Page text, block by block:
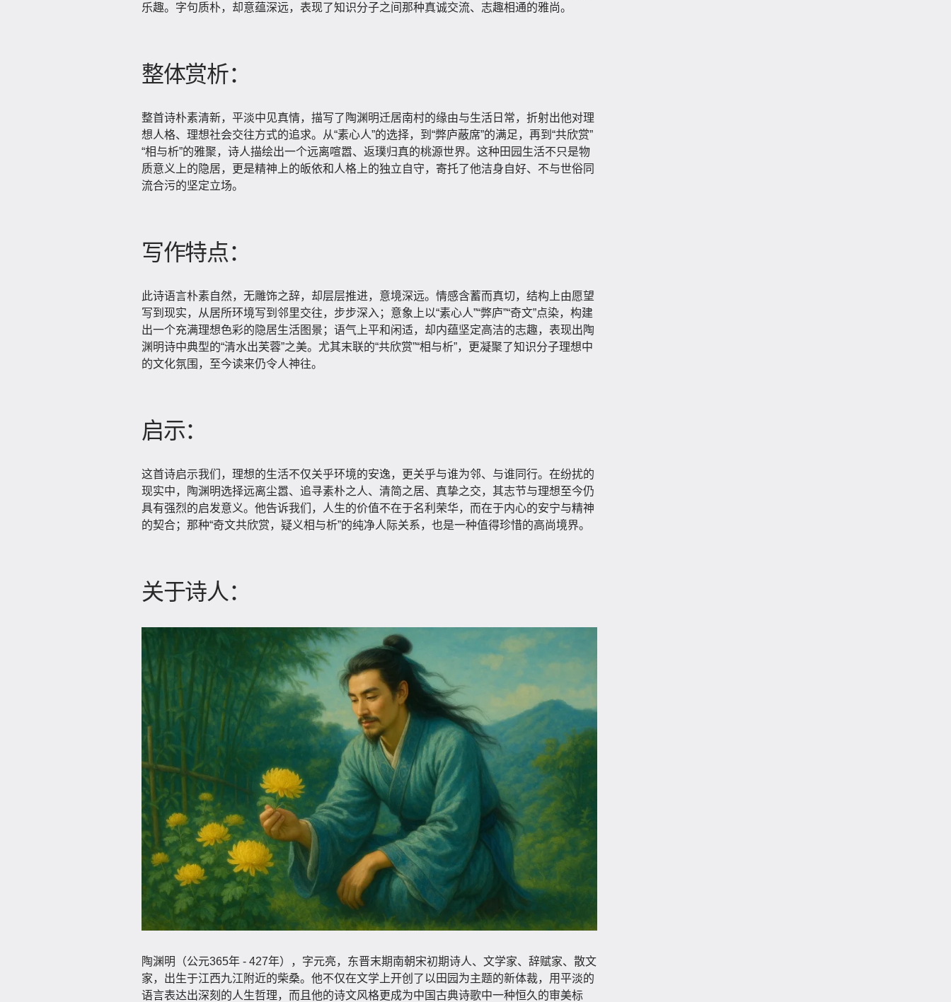
乐趣。字句质朴，却意蕴深远，表现了知识分子之间那种真诚交流、志趣相通的雅尚。
整体赏析：
整首诗朴素清新，平淡中见真情，描写了陶渊明迁居南村的缘由与生活日常，折射出他对理
想人格、理想社会交往方式的追求。从“素心人”的选择，到“弊庐蔽席”的满足，再到“共欣赏”
“相与析”的雅聚，诗人描绘出一个远离喧嚣、返璞归真的桃源世界。这种田园生活不只是物
质意义上的隐居，更是精神上的皈依和人格上的独立自守，寄托了他洁身自好、不与世俗同
流合污的坚定立场。
写作特点：
此诗语言朴素自然，无雕饰之辞，却层层推进，意境深远。情感含蓄而真切，结构上由愿望
写到现实，从居所环境写到邻里交往，步步深入；意象上以“素心人”“弊庐”“奇文”点染，构建
出一个充满理想色彩的隐居生活图景；语气上平和闲适，却内蕴坚定高洁的志趣，表现出陶
渊明诗中典型的“清水出芙蓉”之美。尤其末联的“共欣赏”“相与析”，更凝聚了知识分子理想中
的文化氛围，至今读来仍令人神往。
启示：
这首诗启示我们，理想的生活不仅关乎环境的安逸，更关乎与谁为邻、与谁同行。在纷扰的
现实中，陶渊明选择远离尘嚣、追寻素朴之人、清简之居、真挚之交，其志节与理想至今仍
具有强烈的启发意义。他告诉我们，人生的价值不在于名利荣华，而在于内心的安宁与精神
的契合；那种“奇文共欣赏，疑义相与析”的纯净人际关系，也是一种值得珍惜的高尚境界。
关于诗人：
陶渊明（公元365年 - 427年）​，字元亮，东晋末期南朝宋初期诗人、文学家、辞赋家、散文
家，出生于江西九江附近的柴桑。他不仅在文学上开创了以田园为主题的新体裁，用平淡的
语言表达出深刻的人生哲理，而且他的诗文风格更成为中国古典诗歌中一种恒久的审美标